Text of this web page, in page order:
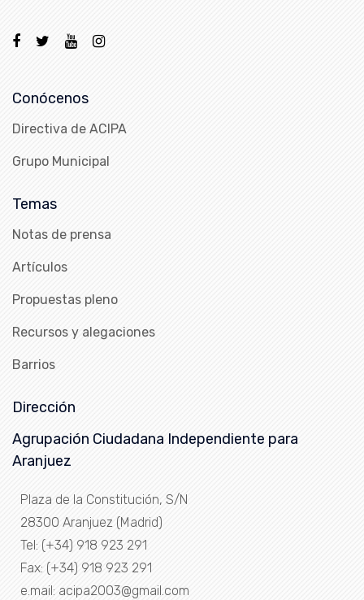
Conócenos
Directiva de ACIPA
Grupo Municipal
Temas
Notas de prensa
Artículos
Propuestas pleno
Recursos y alegaciones
Barrios
Dirección
Agrupación Ciudadana Independiente para
Aranjuez
Plaza de la Constitución, S/N
28300 Aranjuez (Madrid)
Tel: (+34) 918 923 291
Fax: (+34) 918 923 291
e.mail: acipa2003@gmail.com